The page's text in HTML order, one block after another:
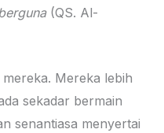
(QS. Al-
Mereka lebih
sekadar bermain
senantiasa menyertai